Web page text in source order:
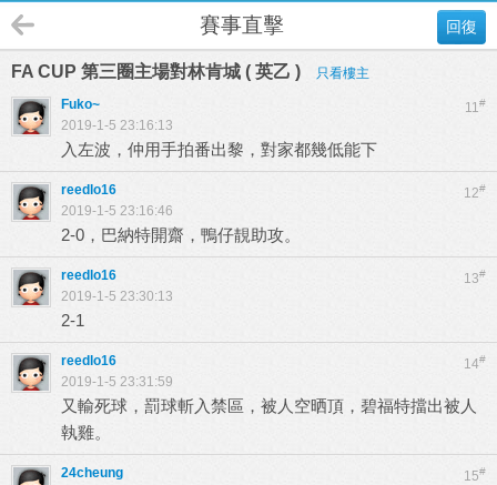
回復
賽事直擊
FA CUP 第三圈主場對林肯城 ( 英乙 ) 只看樓主
11#
Fuko~
2019-1-5 23:16:13
入左波，仲用手拍番出黎，對家都幾低能下
12#
reedlo16
2019-1-5 23:16:46
2-0，巴納特開齋，鴨仔靚助攻。
13#
reedlo16
2019-1-5 23:30:13
2-1
14#
reedlo16
2019-1-5 23:31:59
又輸死球，罰球斬入禁區，被人空晒頂，碧福特擋出被人
執雞。
15#
24cheung